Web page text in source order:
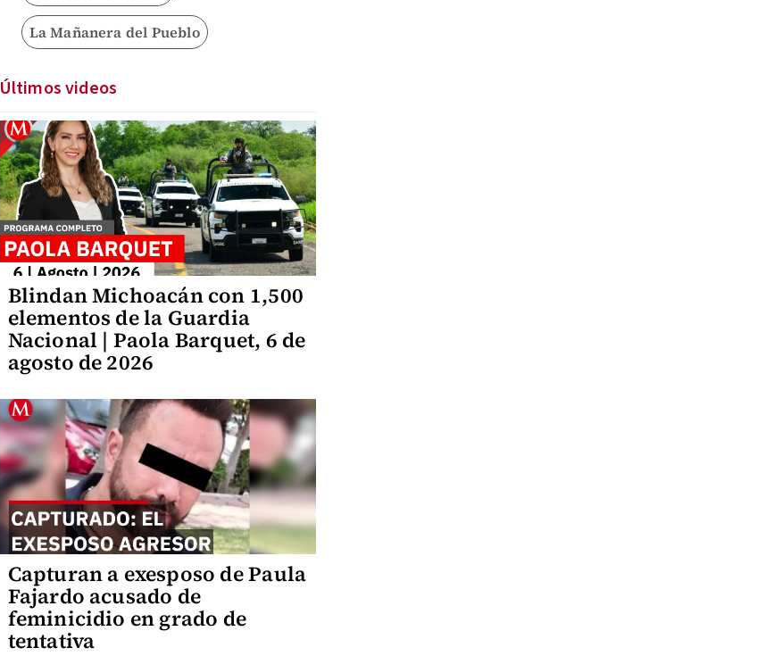
La Mañanera del Pueblo
Últimos videos
Blindan Michoacán con 1,500
elementos de la Guardia
Nacional | Paola Barquet, 6 de
agosto de 2026
Capturan a exesposo de Paula
Fajardo acusado de
feminicidio en grado de
tentativa